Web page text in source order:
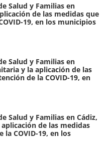
Salud y Familias en
de las medidas que
19, en los municipios
Salud y Familias en
y la aplicación de las
de la COVID-19, en
Salud y Familias en Cádiz,
de las medidas
COVID-19, en los